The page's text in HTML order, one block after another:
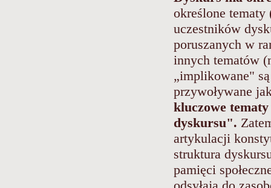
określone
uczestników
poruszanych w
innych tematów
„implikowane"
przywoływane
kluczowe
dyskursu".
artykulacji
struktura
pamięci